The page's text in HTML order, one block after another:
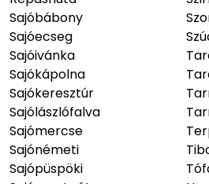
Sajóbábony
Sajóecseg
Sajóivánka
Sajókápolna
Sajókeresztúr
Sajólászlófalva
Sajómercse
Sajónémeti
Sajópüspöki